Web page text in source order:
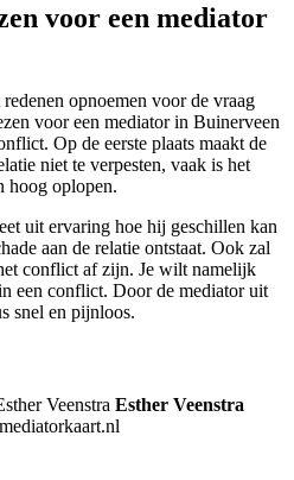
voor een mediator
opnoemen voor de vraag
voor een mediator in Buinerveen
Op de eerste plaats maakt de
niet te verpesten, vaak is het
hoog oplopen.
uit ervaring hoe hij geschillen kan
aan de relatie ontstaat. Ook zal
conflict af zijn. Je wilt namelijk
een conflict. Door de mediator uit
snel en pijnloos.
Esther Veenstra